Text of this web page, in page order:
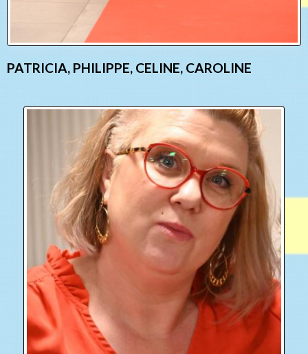
PATRICIA, PHILIPPE, CELINE, CAROLINE